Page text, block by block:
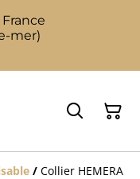
mer)
/ Collier HEMERA